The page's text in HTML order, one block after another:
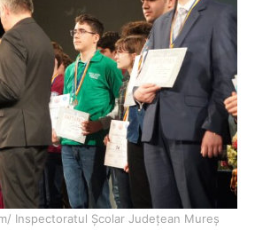
Inspectoratul Școlar Județean Mureș